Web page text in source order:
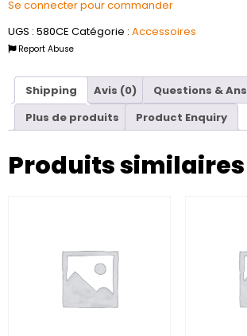
Se connecter pour commander
UGS : 580CE Catégorie : Accessoires
Report Abuse
Shipping Avis (0)
Questions &
Plus de produits
Product Enquiry
Produits similaires